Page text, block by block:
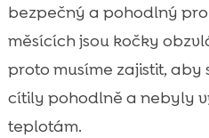
bezpečný a pohodlný pro
měsících jsou kočky
proto musíme zajistit, aby
cítily pohodlně a nebyly
teplotám.